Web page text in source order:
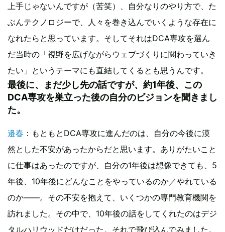
上手じゃないんですが（苦笑）、自分なりのやり方で、た
ぶんテクノロジーで、人々を巻き込んでいくような存在に
なれたらと思っています。そしてそれはDCA専攻を選ん
だ当時の「視野を広げながらウェブづくりに関わっていき
たい」というテーマにも直結してくるとも思うんです。
最後に、まだ少し先の話ですが、約1年後、この
DCA専攻を巣立った後の自分のビジョンを聞きまし
た。
邉春 ：もともとDCA専攻に進んだのは、自分の今後に漠
然とした不安があったからだと思います。ありがたいこと
に仕事はあったのですが、自分の1年後は想像できても、5
年後、10年後にどんなことをやっているのか／やれている
のか――。その不安を抱えて、いくつかの専門教育機関を
訪れました。その中で、10年後の話をしてくれたのはデジ
タルハリウッドだけだった。それで飛び込んでみました。